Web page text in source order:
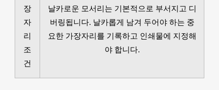
장
자
리
조
건
날카로운 모서리는 기본적으로 부서지고 디
버링됩니다. 날카롭게 남겨 두어야 하는 중
요한 가장자리를 기록하고 인쇄물에 지정해
야 합니다.